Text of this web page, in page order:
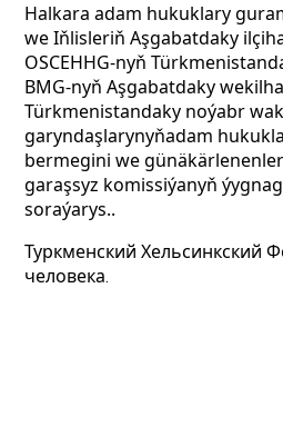
Halkara adam hukuklary
we Iňlisleriň Aşgabatdaky
OSCEHHG-nyň
BMG-nyň Aşgabatdaky
Türkmenistandaky noýabr
garyndaşlarynyňadam
bermegini we
garaşsyz komissiýanyň
soraýarys..
Туркменский Хельсинкский
человека.